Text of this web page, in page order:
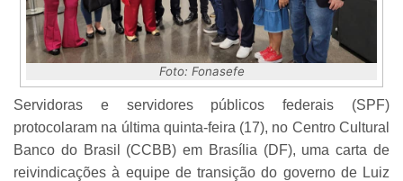
Foto: Fonasefe
Servidoras e servidores públicos federais (SPF)
protocolaram na última quinta-feira (17), no Centro Cultural
Banco do Brasil (CCBB) em Brasília (DF), uma carta de
reivindicações à equipe de transição do governo de Luiz